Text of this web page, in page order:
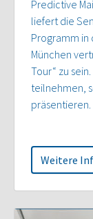
Predictive
liefert die
Programm in
München
Tour“ zu
teilnehmen,
präsentieren.
Weitere